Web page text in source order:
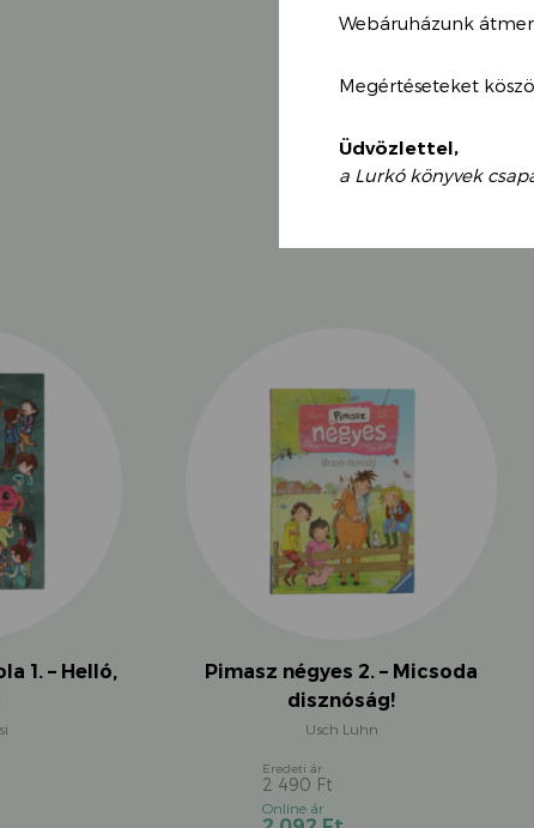
Webáruházunk
Megértéseteket
Üdvözlettel,
a Lurkó könyvek
1. – Helló,
Pimasz négyes 2. – Micsoda
disznóság!
Usch Luhn
2 490 Ft
Original